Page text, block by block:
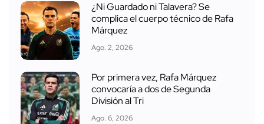
¿Ni Guardado ni Talavera? Se
complica el cuerpo técnico de Rafa
Márquez
Ago. 2, 2026
Por primera vez, Rafa Márquez
convocaría a dos de Segunda
División al Tri
Ago. 6, 2026